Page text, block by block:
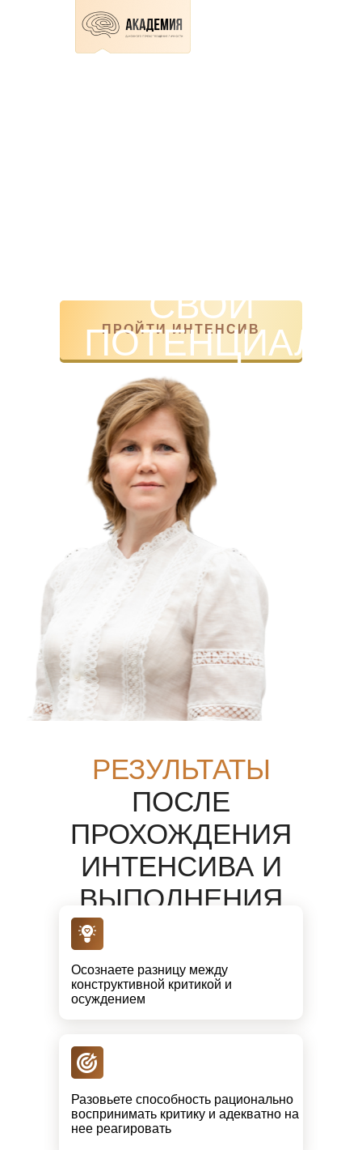
ПРОЙТИ ИНТЕНСИВ
СВОЙ
ПОТЕНЦИАЛ
РЕЗУЛЬТАТЫ
ПОСЛЕ
ПРОХОЖДЕНИЯ
ИНТЕНСИВА И
ВЫПОЛНЕНИЯ
ПРАКТИЧЕСКИХ
ЗАДАНИЙ
Осознаете разницу между
конструктивной критикой и
осуждением
Разовьете способность рационально
воспринимать критику и адекватно на
нее реагировать